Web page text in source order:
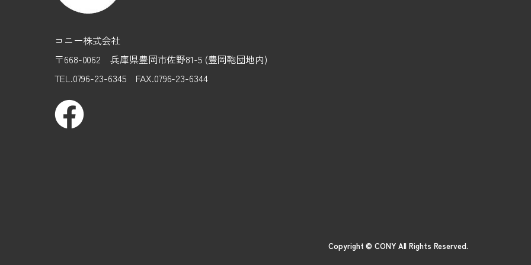
コニー株式会社
〒668-0062 兵庫県豊岡市佐野81-5 (豊岡鞄団地内)
TEL.0796-23-6345 FAX.0796-23-6344
Copyright © CONY All Rights Reserved.